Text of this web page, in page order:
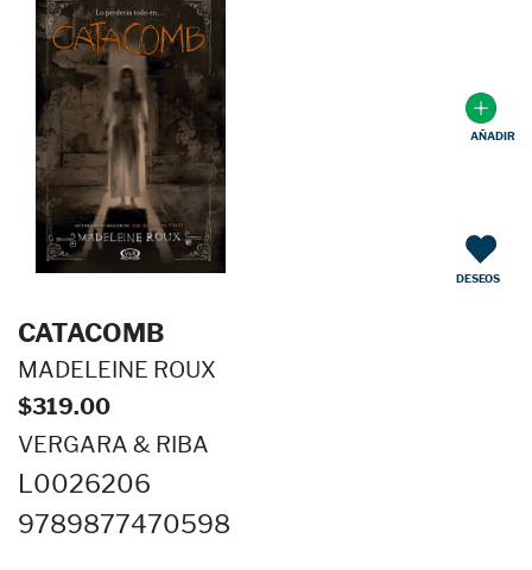
CATACOMB
MADELEINE ROUX
$319.00
VERGARA & RIBA
L0026206
9789877470598
AÑADIR
DESEOS